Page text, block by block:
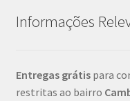
Informações
Entregas grátis para
restritas ao bairro